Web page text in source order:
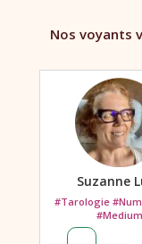
Nos voyants
Suzanne
#Tarologie
#Medium